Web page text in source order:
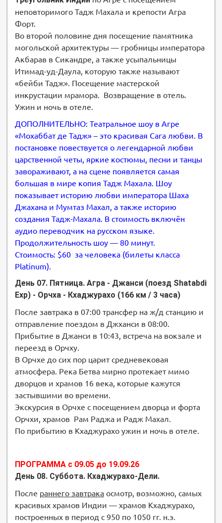
неповторимого Тадж Махала и крепости Агра
Форт.
Во второй половине дня посещение памятника
могольской архитектуры — гробницы императора
Акбарав в Сикандре, а также усыпальницы
Итимад-уд-Даула, которую также называют
«бейби Тадж». Посещение мастерской
инкрустации мрамора. Возвращение в отель.
Ужин и ночь в отеле.
ДОПОЛНИТЕЛЬНО: Театральное шоу в Агре
«Мохаббат де Тадж» – это красивая Сага любви. В
постановке повествуется о легендарной любви
царственной четы, яркие костюмы, песни и танцы
завораживают, а на сцене появляется самая
большая в мире копия Тадж Махала. Шоу
показывает историю любви императора Шаха
Джахана и Мумтаз Махал, а также историю
создания Тадж-Махала. В стоимость включён
аудио переводчик на русском языке.
Продолжительность шоу — 80 минут.
Стоимость: $60 за человека (билеты класса
Platinum).
День 07. Пятница. Агра - Джанси (поезд Shatabdi
Exp) - Орчха - Кхаджурахо (166 км / 3 часа)
После завтрака в 07:00 трансфер на ж/д станцию и
отправление поездом в Джханси в 08:00.
Прибытие в Джанси в 10:43, встреча на вокзале и
переезд в Орчху.
В Орчхе до сих пор царит средневековая
атмосфера. Река Бетва мирно протекает мимо
дворцов и храмов 16 века, которые кажутся
застывшими во времени.
Экскурсия в Орчхе с посещением дворца и форта
Орчхи, храмов Рам Раджа и Радж Махал.
По прибытию в Кхаджурахо ужин и ночь в отеле.
ПРОГРАММА с 09.05 до 19.09.26
День 08. Суббота. Кхаджурахо-Дели.
После раннего завтрака осмотр, возможно, самых
красивых храмов Индии — храмов Кхаджурахо,
построенных в период с 950 по 1050 гг. н.э.